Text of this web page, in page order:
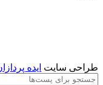
طراحی سایت ایده